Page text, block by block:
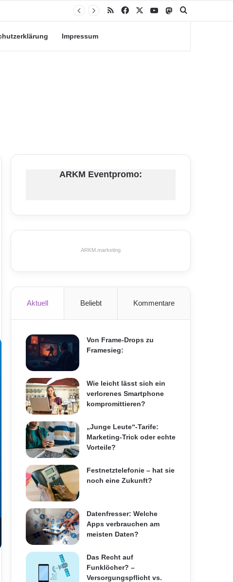
RSS Facebook YouTubeMastodon
Impressum
ARKM Eventpromo:
ARKM.marketing
Aktuell Beliebt Kommentare
Von Frame-Drops zu
Framesieg:
Wie leicht lässt sich ein
verlorenes Smartphone
kompromittieren?
„Junge Leute“-Tarife:
Marketing-Trick oder echte
Vorteile?
Festnetztelefonie – hat sie
noch eine Zukunft?
Datenfresser: Welche
Apps verbrauchen am
meisten Daten?
Das Recht auf
Funklöcher? –
Versorgungspflicht vs.